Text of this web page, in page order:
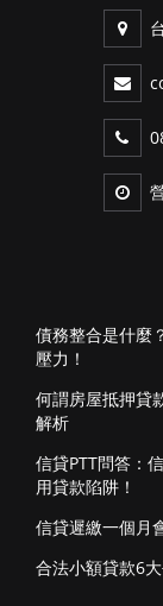
債務整合是什麼
壓力！
何謂房屋抵押貸
解析
信貸PTT問答：
用貸款陷阱！
信貸遲繳一個月
合法小額貸款6